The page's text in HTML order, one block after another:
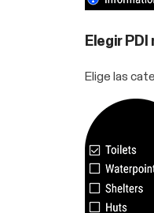
Elegir
Elige las